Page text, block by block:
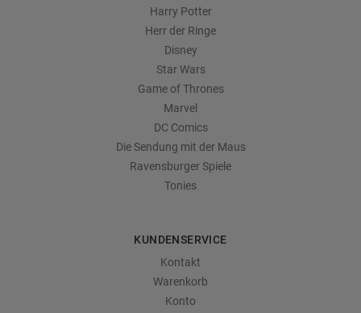
Harry Potter
Herr der Ringe
Disney
Star Wars
Game of Thrones
Marvel
DC Comics
Die Sendung mit der Maus
Ravensburger Spiele
Tonies
KUNDENSERVICE
Kontakt
Warenkorb
Konto